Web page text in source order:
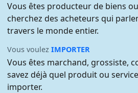
Vous êtes producteur de biens
cherchez des acheteurs qui
travers le monde entier.
Vous voulezIMPORTER
Vous êtes marchand, grossiste,
savez déjà quel produit ou
importer.